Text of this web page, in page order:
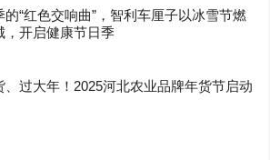
的“红色交响曲”，智利车厘子以冰雪节燃
，开启健康节日季
、过大年！2025河北农业品牌年货节启动